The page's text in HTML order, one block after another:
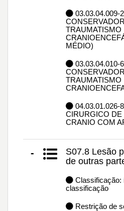
03.03.04.009-
TRAUMATISMO
MÉDIO)
03.03.04.010-
TRAUMATISMO
04.03.01.026-
CIRURGICO DE
CRANIO COM
-
S07.8 Lesão
de outras
Classificação:
classificação
Restrição de